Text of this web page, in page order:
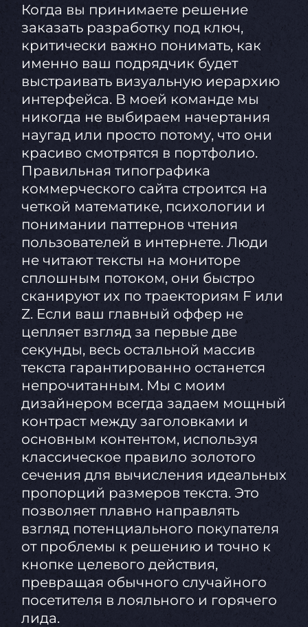
Когда вы принимаете решение
заказать разработку под ключ,
критически важно понимать, как
именно ваш подрядчик будет
выстраивать визуальную иерархию
интерфейса. В моей команде мы
никогда не выбираем начертания
наугад или просто потому, что они
красиво смотрятся в портфолио.
Правильная типографика
коммерческого сайта строится на
четкой математике, психологии и
понимании паттернов чтения
пользователей в интернете. Люди
не читают тексты на мониторе
сплошным потоком, они быстро
сканируют их по траекториям F или
Z. Если ваш главный оффер не
цепляет взгляд за первые две
секунды, весь остальной массив
текста гарантированно останется
непрочитанным. Мы с моим
дизайнером всегда задаем мощный
контраст между заголовками и
основным контентом, используя
классическое правило золотого
сечения для вычисления идеальных
пропорций размеров текста. Это
позволяет плавно направлять
взгляд потенциального покупателя
от проблемы к решению и точно к
кнопке целевого действия,
превращая обычного случайного
посетителя в лояльного и горячего
лида.